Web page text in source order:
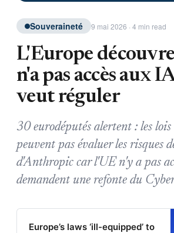
Souveraineté 9 mai 2026 · 4 min read
L'Europe
n'a pas accès aux
veut réguler
30 eurodéputés alertent : les lois
peuvent pas évaluer les risques
d'Anthropic car l'UE n'y a pas
demandent une refonte du
Europe’s laws ‘ill-equipped’ to